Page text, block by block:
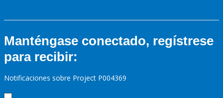
Manténgase conectado, regístrese
para recibir:
Notificaciones sobre Project P004369